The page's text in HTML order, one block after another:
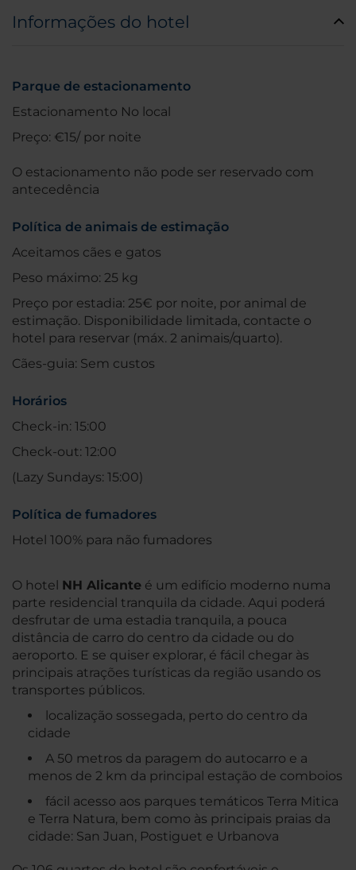
Informações do hotel
Parque de estacionamento
Estacionamento No local
Preço: €15/ por noite
O estacionamento não pode ser reservado com
antecedência
Política de animais de estimação
Aceitamos cães e gatos
Peso máximo: 25 kg
Preço por estadia: 25€ por noite, por animal de
estimação. Disponibilidade limitada, contacte o
hotel para reservar (máx. 2 animais/quarto).
Cães-guia: Sem custos
Horários
Check-in: 15:00
Check-out: 12:00
(Lazy Sundays: 15:00)
Política de fumadores
Hotel 100% para não fumadores
O hotel NH Alicante é um edifício moderno numa
parte residencial tranquila da cidade. Aqui poderá
desfrutar de uma estadia tranquila, a pouca
distância de carro do centro da cidade ou do
aeroporto. E se quiser explorar, é fácil chegar às
principais atrações turísticas da região usando os
transportes públicos.
localização sossegada, perto do centro da
cidade
A 50 metros da paragem do autocarro e a
menos de 2 km da principal estação de comboios
fácil acesso aos parques temáticos Terra Mitica
e Terra Natura, bem como às principais praias da
cidade: San Juan, Postiguet e Urbanova